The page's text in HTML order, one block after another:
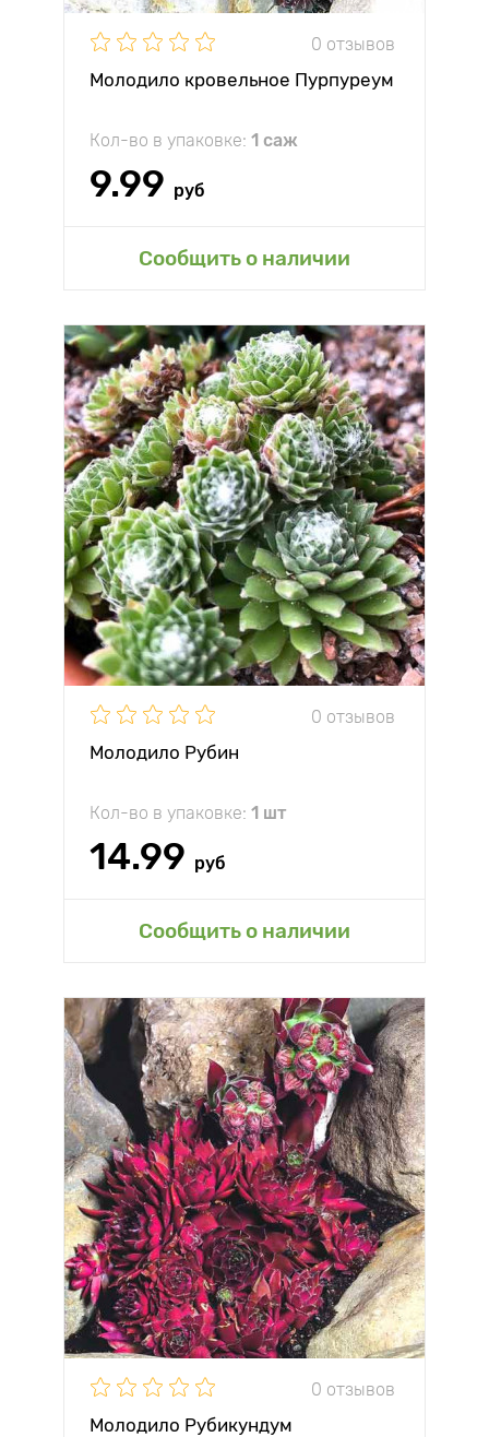
0 отзывов
Молодило кровельное Пурпуреум
Кол-во в упаковке: 1 саж
9.99 руб
Сообщить о наличии
0 отзывов
Молодило Рубин
Кол-во в упаковке: 1 шт
14.99 руб
Сообщить о наличии
0 отзывов
Молодило Рубикундум